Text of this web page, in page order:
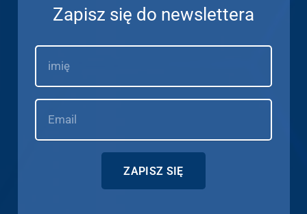
Zapisz się do newslettera
ZAPISZ SIĘ